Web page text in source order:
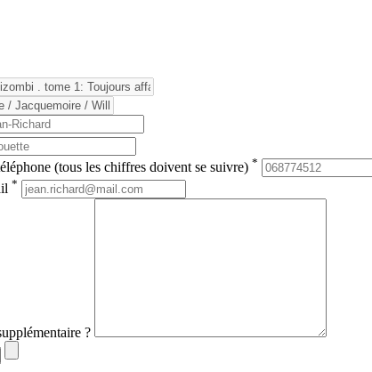
(tous les chiffres doivent se suivre) *
*
?